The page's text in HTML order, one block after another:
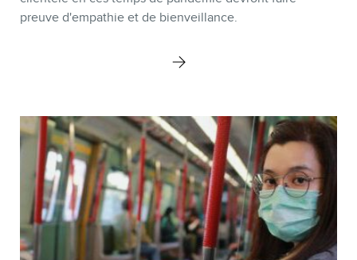
preuve d'empathie et de bienveillance.